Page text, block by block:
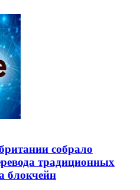
собрало
традиционных
блокчейн